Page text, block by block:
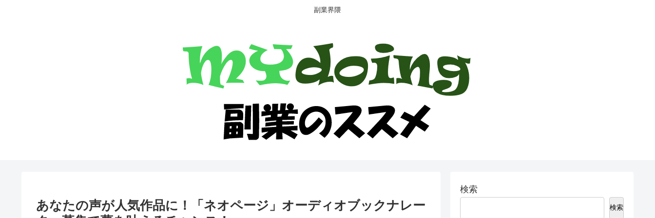
副業界隈
あなたの声が人気作品に！「ネオページ」オーディオブックナレー
検索
検索